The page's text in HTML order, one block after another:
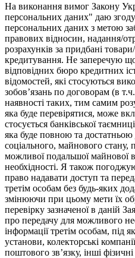
На виконання вимог Закону
персональних даних" даю
персональних даних з метою
правових відносин, надання/
розрахунків за придбані
кредитування. Не заперечую
відповідних бюро кредитних
відомостей, які стосуються
зобов’язань по договорам (в
наявності таких, тим самим
яка буде перевірятися, може
стосується банківської
яка буде повною та
соціального, майнового стану,
можливої подальшої майнової
необхідності. Я також
право надавати доступ та
третім особам без будь-яких
змінюючи при цьому мети їх
перевірку зазначеної в даній
про передачу для можливого
інформації третім особам, під
установи, колекторські
поштового зв’язку, інші